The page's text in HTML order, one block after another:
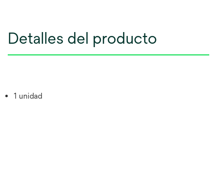
Detalles del producto
1 unidad